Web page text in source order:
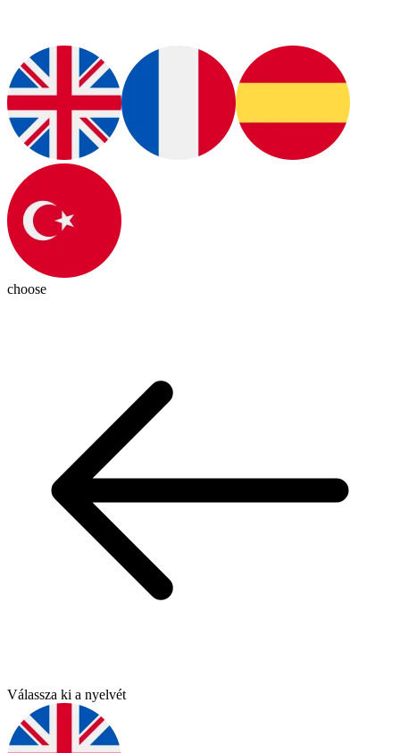
choose
Válassza ki a nyelvét